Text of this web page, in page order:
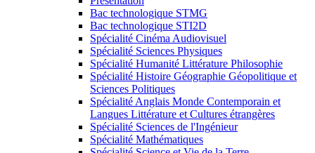
Bac technologique STMG
Bac technologique STI2D
Spécialité Cinéma Audiovisuel
Spécialité Sciences Physiques
Spécialité Humanité Littérature Philosophie
Spécialité Histoire Géographie Géopolitique et
Sciences Politiques
Spécialité Anglais Monde Contemporain et
Langues Littérature et Cultures étrangères
Spécialité Sciences de l'Ingénieur
Spécialité Mathématiques